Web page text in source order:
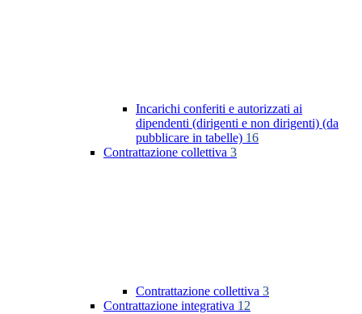
Incarichi conferiti e autorizzati ai
dipendenti (dirigenti e non dirigenti) (da
pubblicare in tabelle) 16
Contrattazione collettiva 3
Contrattazione collettiva 3
Contrattazione integrativa 12